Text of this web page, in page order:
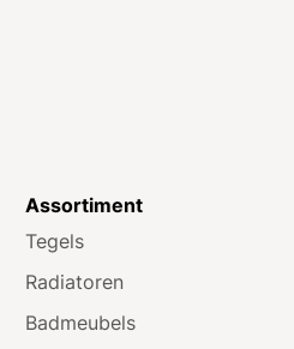
Assortiment
Tegels
Radiatoren
Badmeubels